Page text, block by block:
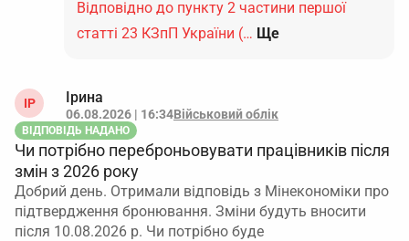
Відповідно до пункту 2 частини першої
статті 23 КЗпП України (… Ще
ІР Ірина
06.08.2026 | 16:34Військовий облік
ВІДПОВІДЬ НАДАНО
Чи потрібно переброньовувати працівників після
змін з 2026 року
Добрий день. Отримали відповідь з Мінекономіки про
підтвердження бронювання. Зміни будуть вносити
після 10.08.2026 р. Чи потрібно буде